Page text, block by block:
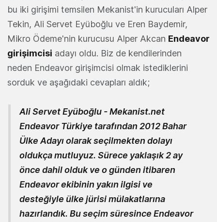
bu iki girişimi temsilen Mekanist'in kurucuları Alper
Tekin, Ali Servet Eyüboğlu ve Eren Baydemir,
Mikro Ödeme'nin kurucusu Alper Akcan Endeavor
girişimcisi adayı oldu. Biz de kendilerinden
neden Endeavor girişimcisi olmak istediklerini
sorduk ve aşağıdaki cevapları aldık;
Ali Servet Eyüboğlu - Mekanist.net
Endeavor Türkiye tarafından 2012 Bahar
Ülke Adayı olarak seçilmekten dolayı
oldukça mutluyuz. Sürece yaklaşık 2 ay
önce dahil olduk ve o günden itibaren
Endeavor ekibinin yakın ilgisi ve
desteğiyle ülke jürisi mülakatlarına
hazırlandık. Bu seçim süresince Endeavor